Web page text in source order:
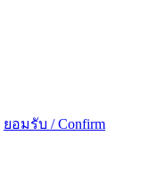
ยอมรับ / Confirm